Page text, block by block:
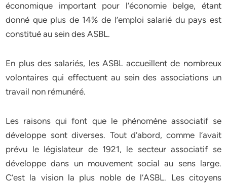
économique important pour l’économie belge, étant
donné que plus de 14% de l’emploi salarié du pays est
constitué au sein des ASBL.
En plus des salariés, les ASBL accueillent de nombreux
volontaires qui effectuent au sein des associations un
travail non rémunéré.
Les raisons qui font que le phénomène associatif se
développe sont diverses. Tout d’abord, comme l’avait
prévu le législateur de 1921, le secteur associatif se
développe dans un mouvement social au sens large.
C’est la vision la plus noble de l’ASBL. Les citoyens